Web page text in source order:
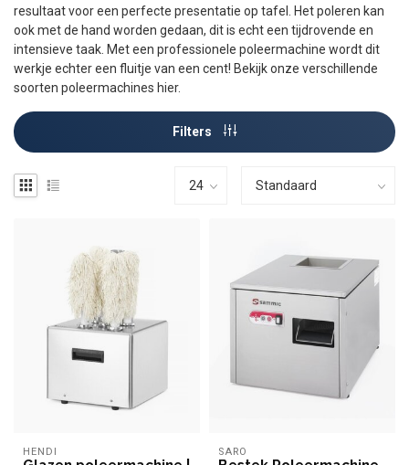
resultaat voor een perfecte presentatie op tafel. Het poleren kan
ook met de hand worden gedaan, dit is echt een tijdrovende en
intensieve taak. Met een professionele poleermachine wordt dit
werkje echter een fluitje van een cent! Bekijk onze verschillende
soorten poleermachines hier.
Filters
HENDI SARO